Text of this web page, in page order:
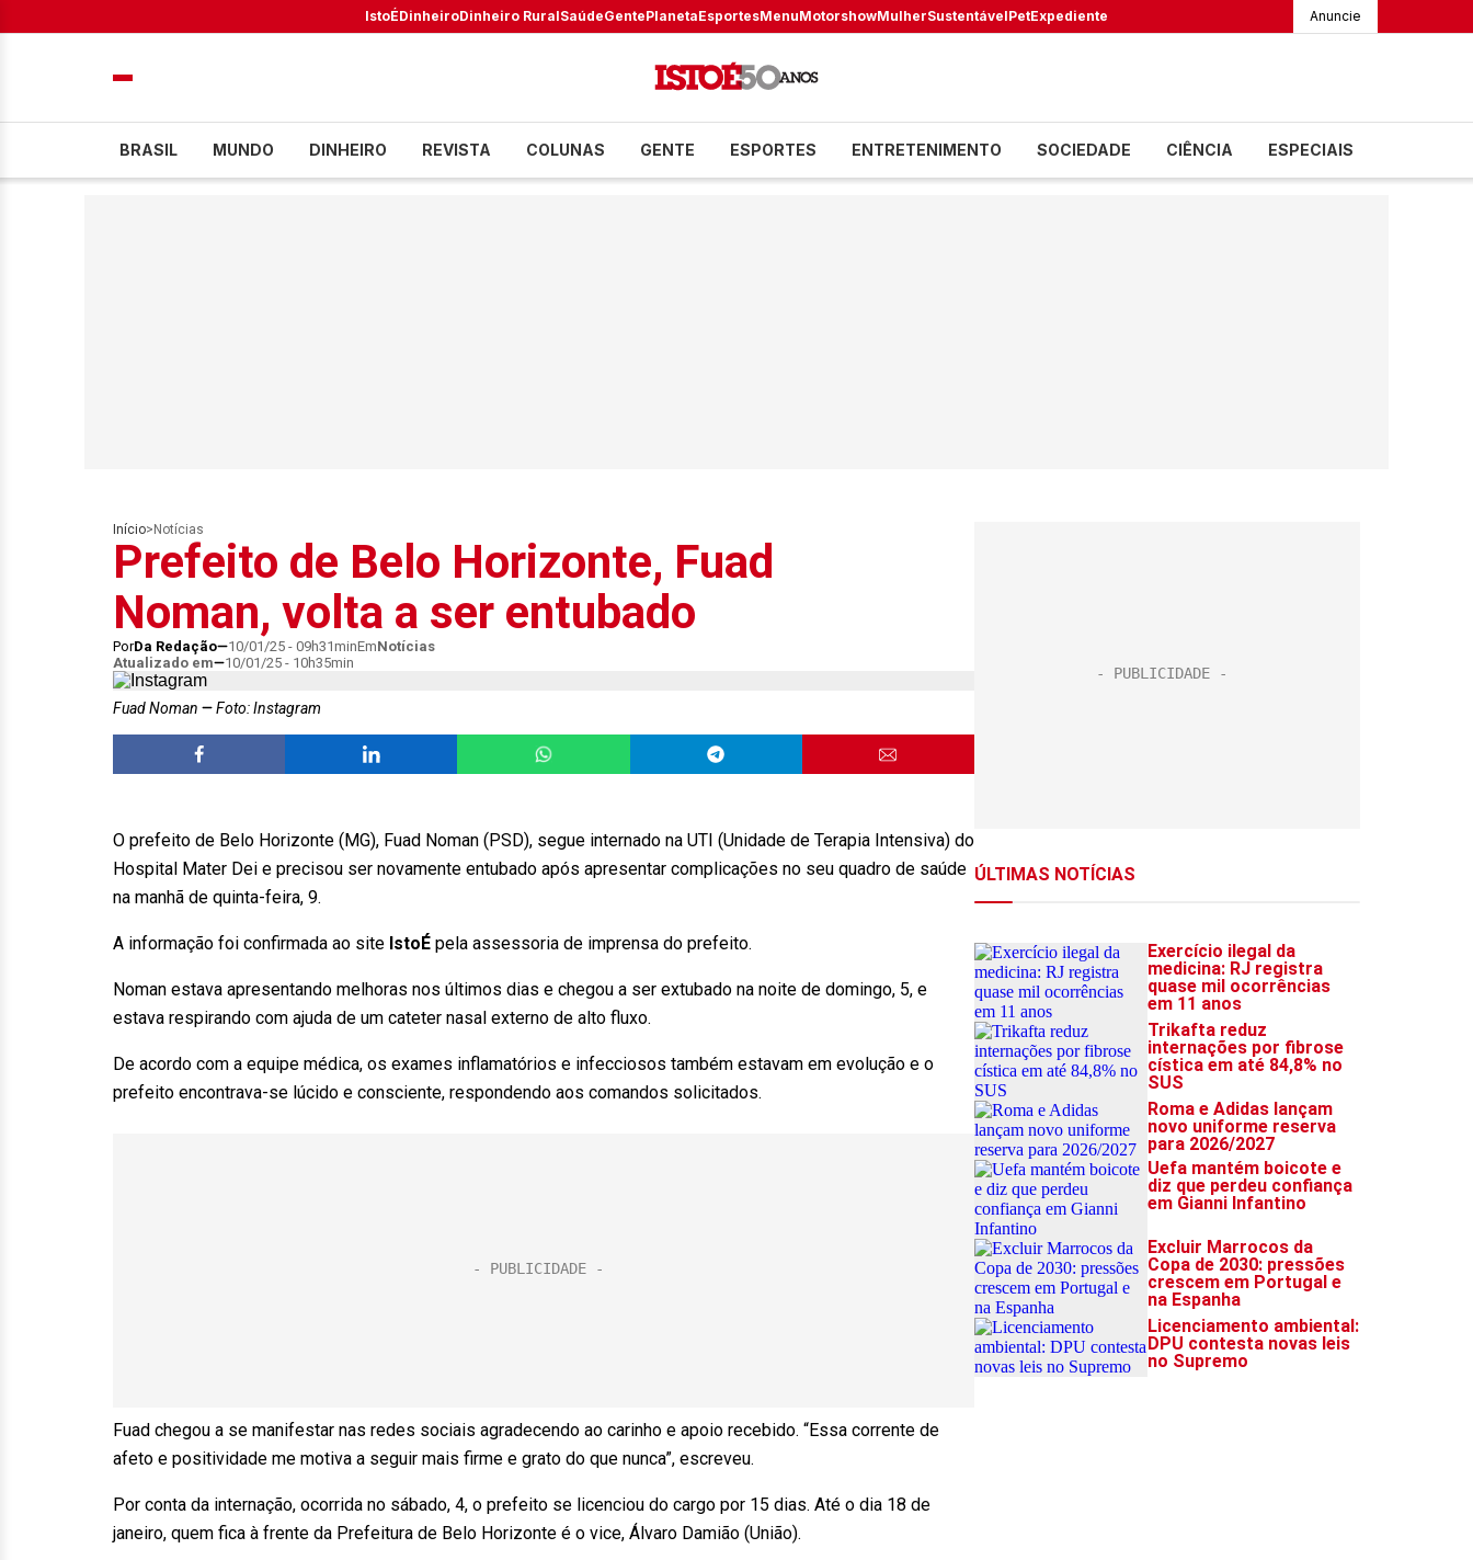
IstoÉDinheiroDinheiro RuralSaúdeGentePlanetaEsportesMenuMotorshowMulherSustentávelPetExpediente Anuncie
BRASIL MUNDO DINHEIRO REVISTA COLUNAS GENTE ESPORTES ENTRETENIMENTO SOCIEDADE CIÊNCIA ESPECIAIS
Início> Notícias
Prefeito de Belo Horizonte, Fuad
Noman, volta a ser entubado
PorDa Redação 10/01/25 - 09h31minEmNotícias
Atualizado em
10/01/25 - 10h35min
Fuad Noman Foto: Instagram
O prefeito de Belo Horizonte (MG), Fuad Noman (PSD), segue internado na UTI (Unidade de Terapia Intensiva) do
Hospital Mater Dei e precisou ser novamente entubado após apresentar complicações no seu quadro de saúde
na manhã de quinta-feira, 9.
A informação foi confirmada ao site IstoÉ pela assessoria de imprensa do prefeito.
Noman estava apresentando melhoras nos últimos dias e chegou a ser extubado na noite de domingo, 5, e
estava respirando com ajuda de um cateter nasal externo de alto fluxo.
De acordo com a equipe médica, os exames inflamatórios e infecciosos também estavam em evolução e o
prefeito encontrava-se lúcido e consciente, respondendo aos comandos solicitados.
Fuad chegou a se manifestar nas redes sociais agradecendo ao carinho e apoio recebido. “Essa corrente de
afeto e positividade me motiva a seguir mais firme e grato do que nunca”, escreveu.
Por conta da internação, ocorrida no sábado, 4, o prefeito se licenciou do cargo por 15 dias. Até o dia 18 de
janeiro, quem fica à frente da Prefeitura de Belo Horizonte é o vice, Álvaro Damião (União).